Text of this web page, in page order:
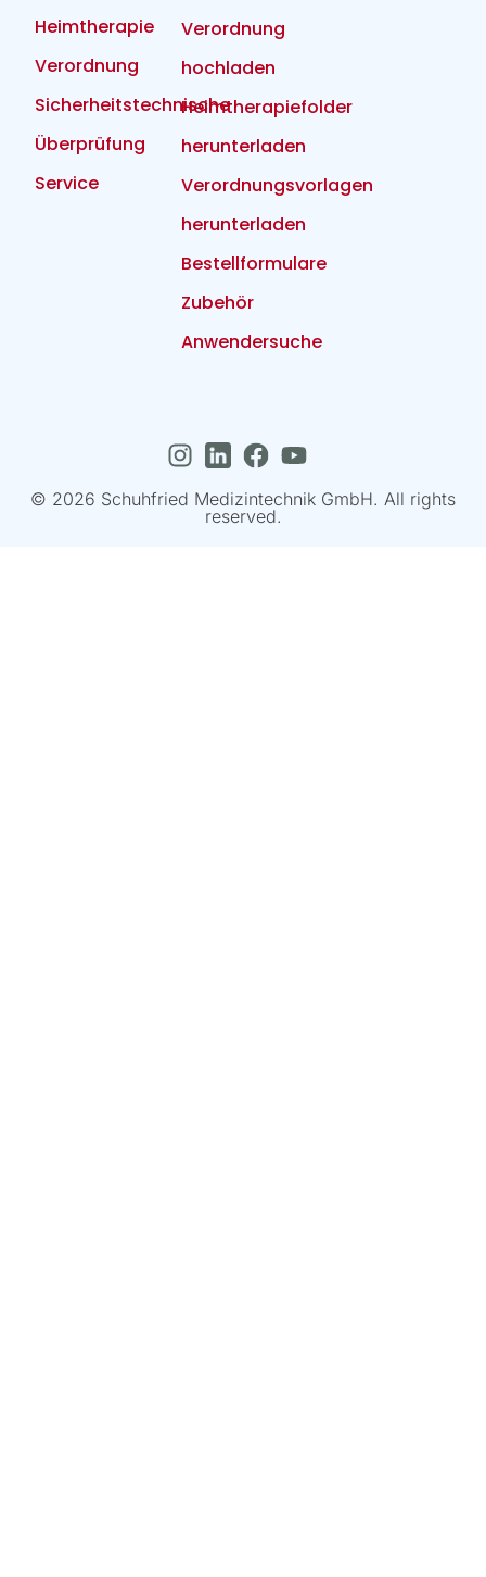
Heimtherapie
Verordnung
Sicherheitstechnische
Überprüfung
Service
Verordnung
hochladen
Heimtherapiefolder
herunterladen
Verordnungsvorlagen
herunterladen
Bestellformulare
Zubehör
Anwendersuche
© 2026 Schuhfried Medizintechnik GmbH. All rights
reserved.